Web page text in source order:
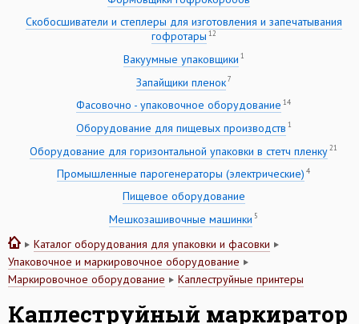
Скобосшиватели и степлеры для изготовления и запечатывания
гофротары 12
Вакуумные упаковщики 1
Запайщики пленок 7
Фасовочно - упаковочное оборудование 14
Оборудование для пищевых производств 1
Оборудование для горизонтальной упаковки в стетч пленку21
Промышленные парогенераторы (электрические) 4
Пищевое оборудование
Мешкозашивочные машинки 5
Каталог оборудования для упаковки и фасовки
Упаковочное и маркировочное оборудование
Маркировочное оборудование
Каплеструйные принтеры
Каплеструйный маркиратор